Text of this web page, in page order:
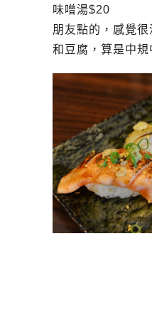
味噌湯$20
朋友點的，感覺
和豆腐，算是中規